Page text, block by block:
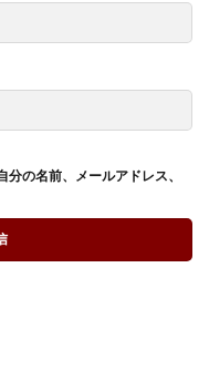
の名前、メールアドレス、